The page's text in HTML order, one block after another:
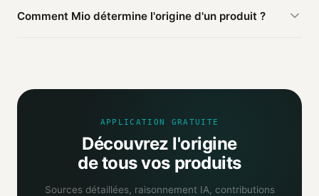
produits de la marque peuvent être fabriqués ailleurs.
Comment Mio détermine l'origine d'un produit ?
selon la fiabilité des informations trouvées.
APPLICATION GRATUITE
Découvrez l'origine
de tous vos produits
Sources détaillées, raisonnement IA, contributions